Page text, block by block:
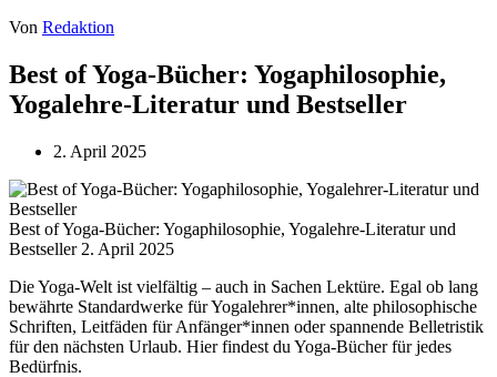
Von Redaktion
Best of Yoga-Bücher: Yogaphilosophie,
Yogalehre-Literatur und Bestseller
2. April 2025
Best of Yoga-Bücher: Yogaphilosophie, Yogalehre-Literatur und
Bestseller 2. April 2025
Die Yoga-Welt ist vielfältig – auch in Sachen Lektüre. Egal ob lang
bewährte Standardwerke für Yogalehrer*innen, alte philosophische
Schriften, Leitfäden für Anfänger*innen oder spannende Belletristik
für den nächsten Urlaub. Hier findest du Yoga-Bücher für jedes
Bedürfnis.